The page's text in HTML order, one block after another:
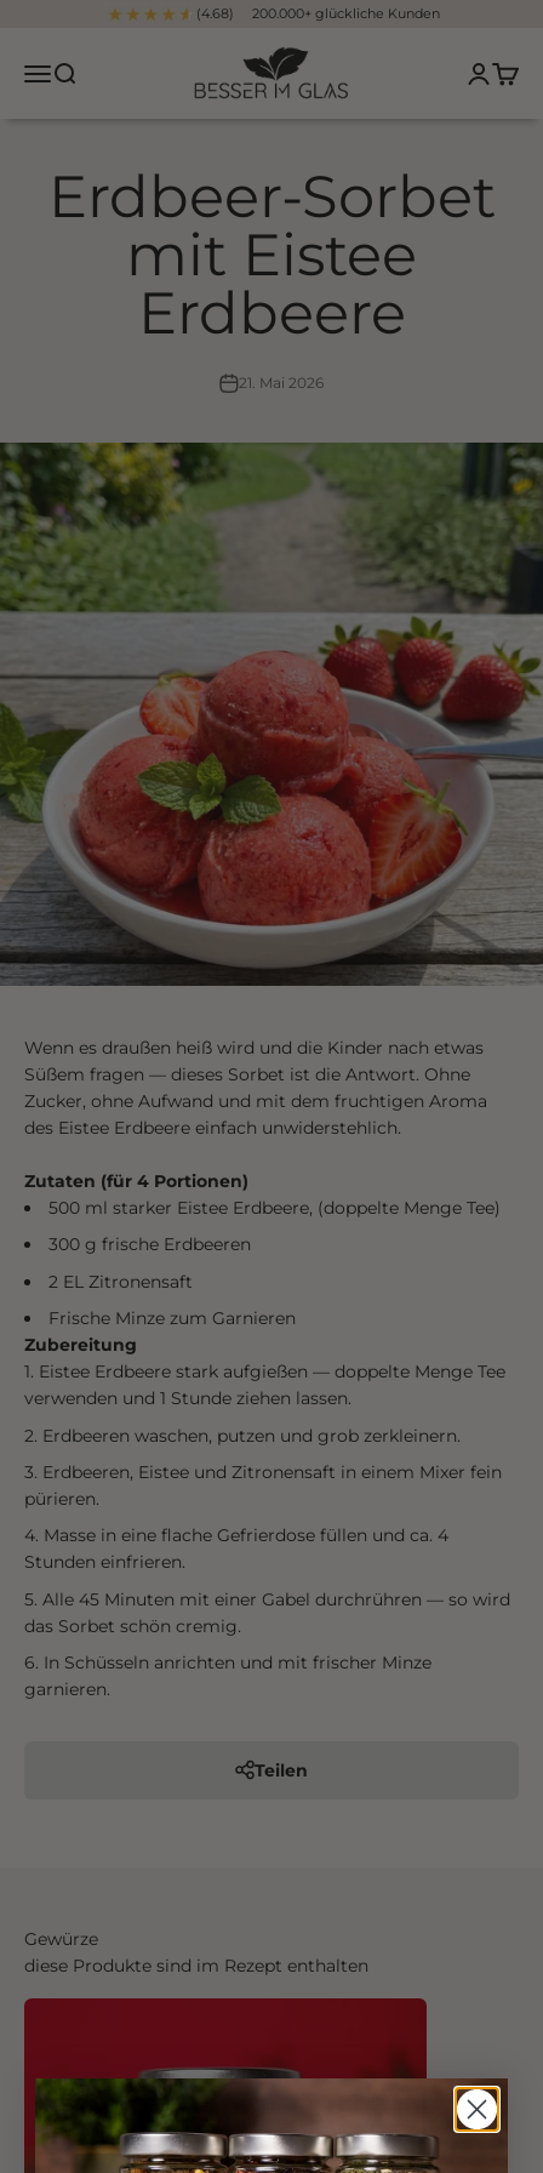
Zum Inhalt springen (4.68) 200.000+ glückliche Kunden
Navigationsmenü öffnen
Suche öffnen
Besser im Glas
Erdbeer-Sorbet
mit Eistee
Erdbeere
21. Mai 2026
Wenn es draußen heiß wird und die Kinder nach etwas
Süßem fragen — dieses Sorbet ist die Antwort. Ohne
Zucker, ohne Aufwand und mit dem fruchtigen Aroma
des Eistee Erdbeere einfach unwiderstehlich.
Zutaten (für 4 Portionen)
500 ml starker Eistee Erdbeere, (doppelte Menge Tee)
300 g frische Erdbeeren
2 EL Zitronensaft
Frische Minze zum Garnieren
Zubereitung
Eistee Erdbeere stark aufgießen — doppelte Menge Tee
verwenden und 1 Stunde ziehen lassen.
Erdbeeren waschen, putzen und grob zerkleinern.
Erdbeeren, Eistee und Zitronensaft in einem Mixer fein
pürieren.
Masse in eine flache Gefrierdose füllen und ca. 4
Stunden einfrieren.
Alle 45 Minuten mit einer Gabel durchrühren — so wird
das Sorbet schön cremig.
In Schüsseln anrichten und mit frischer Minze
garnieren.
Teilen
Gewürze
diese Produkte sind im Rezept enthalten